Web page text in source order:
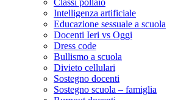
Classi pollaio
Intelligenza artificiale
Educazione sessuale a scuola
Docenti Ieri vs Oggi
Dress code
Bullismo a scuola
Divieto cellulari
Sostegno docenti
Sostegno scuola – famiglia